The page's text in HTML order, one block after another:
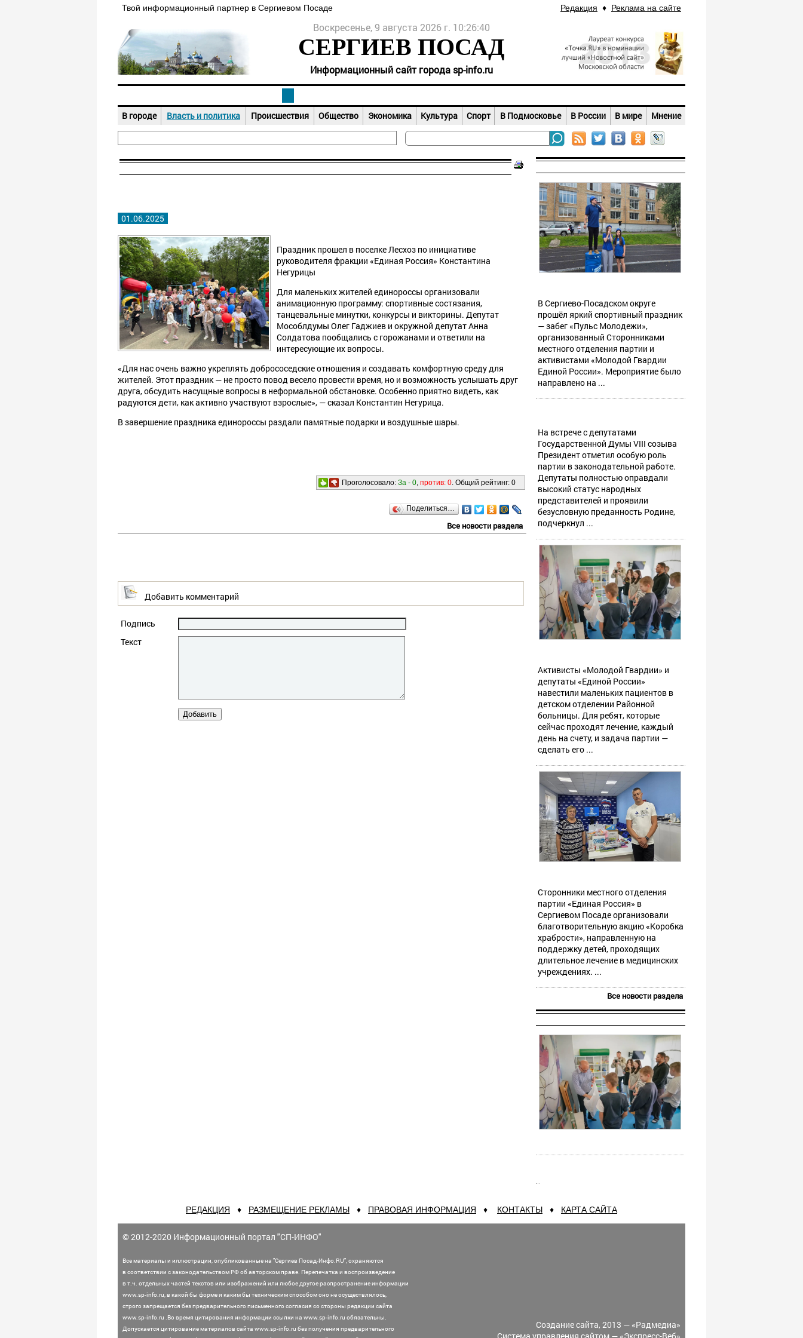
Твой информационный партнер в Сергиевом Посаде Редакция ♦ Реклама на сайте
Воскресенье, 9 августа 2026 г. 10:26:41
СЕРГИЕВ ПОСАД
Информационный сайт города sp-info.ru
В городе Власть и политика Происшествия Общество Экономика Культура Спорт В Подмосковье В России В мире Мнение
01.06.2025
Праздник прошел в поселке Лесхоз по инициативе
руководителя фракции «Единая Россия» Константина
Негурицы
Для маленьких жителей единороссы организовали
анимационную программу: спортивные состязания,
танцевальные минутки, конкурсы и викторины. Депутат
Мособлдумы Олег Гаджиев и окружной депутат Анна
Солдатова пообщались с горожанами и ответили на
интересующие их вопросы.
«Для нас очень важно укреплять добрососедские отношения и создавать комфортную среду для
жителей. Этот праздник — не просто повод весело провести время, но и возможность услышать друг
друга, обсудить насущные вопросы в неформальной обстановке. Особенно приятно видеть, как
радуются дети, как активно участвуют взрослые», — сказал Константин Негурица.
В завершение праздника единороссы раздали памятные подарки и воздушные шары.
Проголосовало: За - 0, против: 0. Общий рейтинг: 0
Поделиться…
Все новости раздела
Добавить комментарий
Подпись
Текст
В Сергиево-Посадском округе
прошёл яркий спортивный праздник
— забег «Пульс Молодежи»,
организованный Сторонниками
местного отделения партии и
активистами «Молодой Гвардии
Единой России». Мероприятие было
направлено на ...
На встрече с депутатами
Государственной Думы VIII созыва
Президент отметил особую роль
партии в законодательной работе.
Депутаты полностью оправдали
высокий статус народных
представителей и проявили
безусловную преданность Родине,
подчеркнул ...
Активисты «Молодой Гвардии» и
депутаты «Единой России»
навестили маленьких пациентов в
детском отделении Районной
больницы. Для ребят, которые
сейчас проходят лечение, каждый
день на счету, и задача партии —
сделать его ...
Сторонники местного отделения
партии «Единая Россия» в
Сергиевом Посаде организовали
благотворительную акцию «Коробка
храбрости», направленную на
поддержку детей, проходящих
длительное лечение в медицинских
учреждениях. ...
Все новости раздела
РЕДАКЦИЯ ♦ РАЗМЕЩЕНИЕ РЕКЛАМЫ ♦ ПРАВОВАЯ ИНФОРМАЦИЯ ♦ КОНТАКТЫ ♦ КАРТА САЙТА
© 2012-2020 Информационный портал "СП-ИНФО"
Все материалы и иллюстрации,опубликованные на "Сергиев Посад-Инфо.RU", охраняются
в соответствии с законодательством РФ об авторском праве. Перепечатка и воспроизведение
в т.ч. отдельных частей текстов или изображений или любое другое распространение информации
www.sp-info.ru, в какой бы форме и каким бы техническим способом оно не осуществлялось,
строго запрещается без предварительного письменного согласия со стороны редакции сайта
www.sp-info.ru .Во время цитирования информации ссылки на www.sp-info.ru обязательны.
Допускается цитирование материалов сайта www.sp-info.ru без получения предварительного
Создание сайта, 2013 — «Радмедиа»